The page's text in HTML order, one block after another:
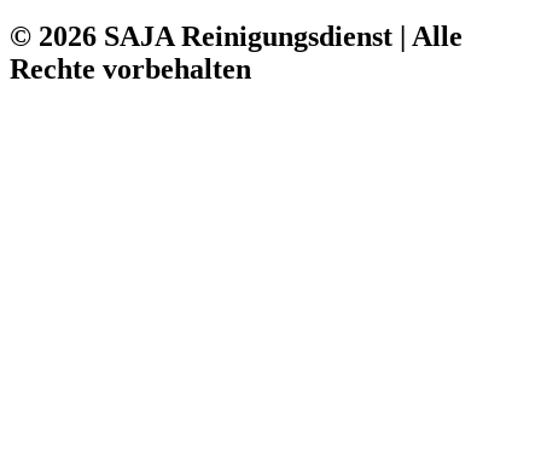
© 2026 SAJA Reinigungsdienst | Alle
Rechte vorbehalten